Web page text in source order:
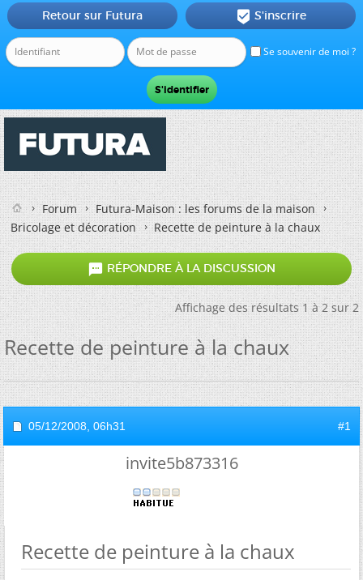
Se souvenir de moi ?
Retour sur Futura  S'inscrire
Forum
Futura-Maison : les forums de la maison
Bricolage et décoration
Recette de peinture à la chaux
 RÉPONDRE À LA DISCUSSION
Affichage des résultats 1 à 2 sur 2
Recette de peinture à la chaux
05/12/2008, 06h31 #1
invite5b873316
Recette de peinture à la chaux